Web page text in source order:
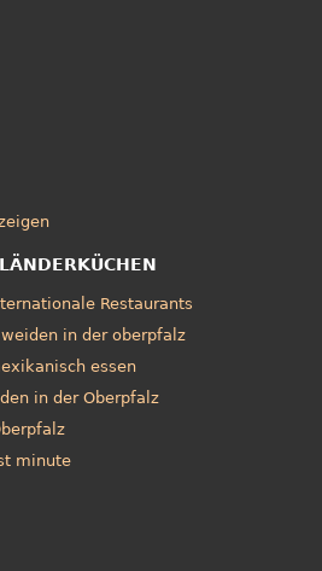
Restaurants
in der oberpfalz
essen
in der Oberpfalz
minute